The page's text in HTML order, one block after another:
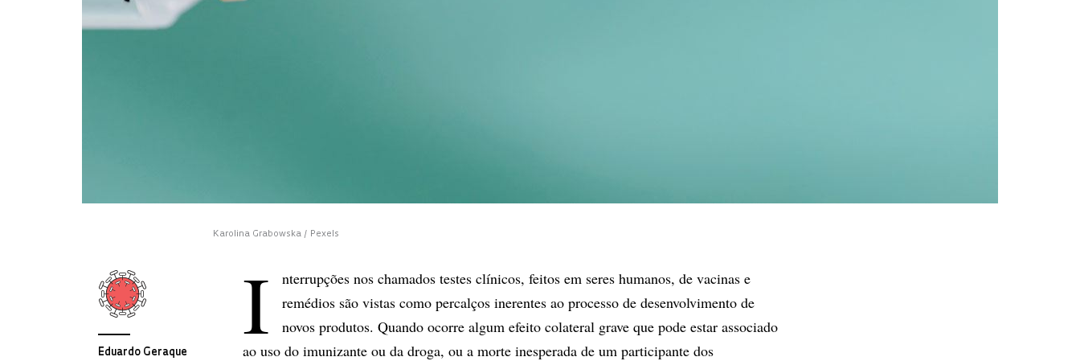
Karolina Grabowska / Pexels
Eduardo Geraque I
nterrupções nos chamados testes clínicos, feitos em seres humanos, de vacinas e
remédios são vistas como percalços inerentes ao processo de desenvolvimento de
novos produtos. Quando ocorre algum efeito colateral grave que pode estar associado
ao uso do imunizante ou da droga, ou a morte inesperada de um participante dos